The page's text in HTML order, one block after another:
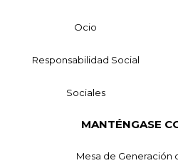
Ocio
Responsabilidad Social
Sociales
MANTÉNGASE
Mesa de Generación